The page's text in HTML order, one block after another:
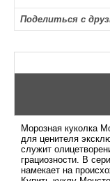
Поделиться с
Морозная куколка
для ценителя
служит
грациозности. В
намекает на